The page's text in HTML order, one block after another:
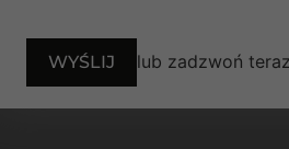
lub zadzwoń